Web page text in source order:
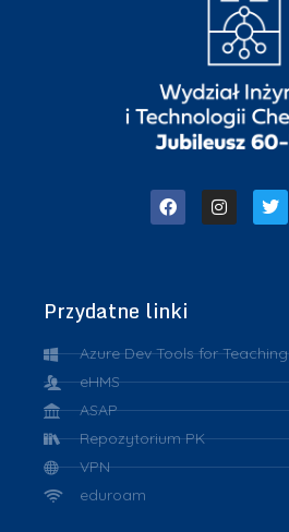
Przydatne linki
Azure Dev Tools for Teaching
eHMS
ASAP
Repozytorium PK
VPN
eduroam